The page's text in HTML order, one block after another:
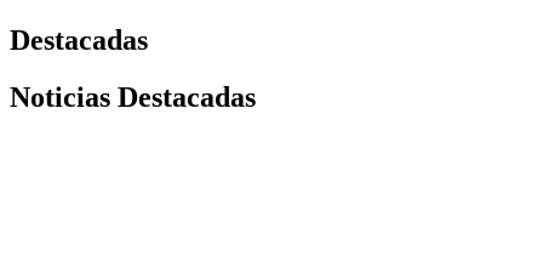
Destacadas
Noticias Destacadas